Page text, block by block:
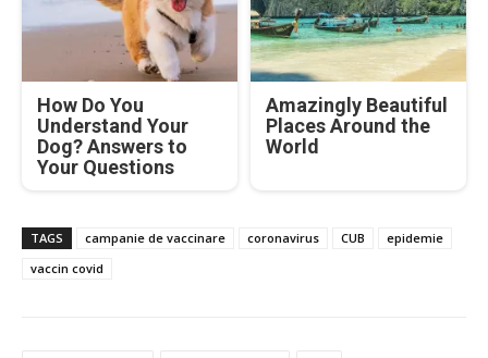
How Do You
Understand Your
Dog? Answers to
Your Questions
Amazingly Beautiful
Places Around the
World
TAGS campanie de vaccinare coronavirus CUB
epidemie
vaccin covid